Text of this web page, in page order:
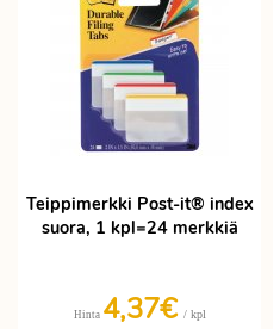
Teippimerkki Post-it® index
suora, 1 kpl=24 merkkiä
Hinta 4,37€ / kpl